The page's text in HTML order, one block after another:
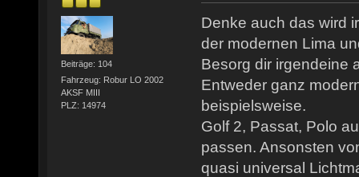
Beiträge: 104
Fahrzeug: Robur LO 2002
AKSF MIII
PLZ: 14974
Denke auch das wird
der modernen Lima
Besorg dir irgendeine
Entweder ganz
beispielsweise.
Golf 2, Passat, Polo
passen. Ansonsten
quasi universal